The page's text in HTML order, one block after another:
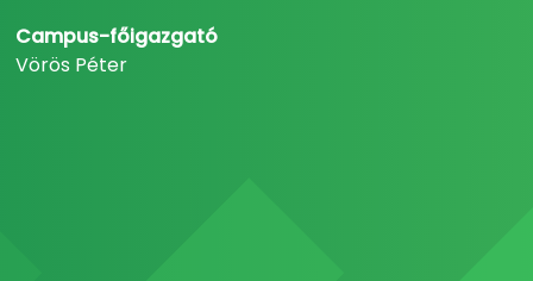
Campus-főigazgató
Vörös Péter